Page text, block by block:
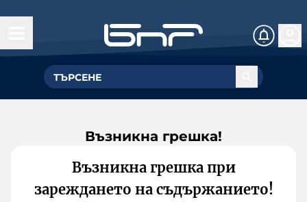
Възникна грешка!
Възникна грешка при
зареждането на съдържанието!